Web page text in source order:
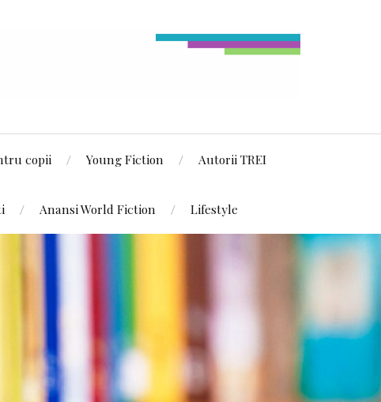
copii Young Fiction Autorii TREI
Anansi World Fiction Lifestyle